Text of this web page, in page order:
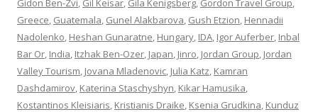
Gidon Ben-Zvi, Gil Keisar, Gila Kenigsberg, Gordon Travel Group,
Greece, Guatemala, Gunel Alakbarova, Gush Etzion, Hennadii
Nadolenko, Heshan Gunaratne, Hungary, IDA, Igor Auferber, Inbal
Bar Or, India, Itzhak Ben-Ozer, Japan, Jinro, Jordan Group, Jordan
Valley Tourism, Jovana Mladenovic, Julia Katz, Kamran
Dashdamirov, Katerina Staschyshyn, Kikar Hamusika,
Kostantinos Kleisiaris, Kristianis Draike, Ksenia Grudkina, Kunduz